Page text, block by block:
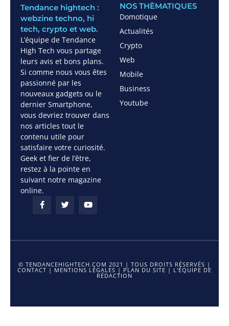
Tendance hightech :
webzine techno, hi
tech, crypto et web.
L’équipe de Tendance
High Tech vous partage
leurs avis et bons plans.
Si comme nous vous êtes
passionné par les
nouveaux gadgets ou le
dernier Smartphone,
vous devriez trouver dans
nos articles tout le
contenu utile pour
satisfaire votre curiosité.
Geek et fier de l’être,
restez à la pointe en
suivant notre magazine
online.
NOS THÈMATIQUES
Domotique
Actualités
Crypto
Web
Mobile
Business
Youtube
© TENDANCEHIGHTECH.COM 2021 | TOUS DROITS RÉSERVÉS |
CONTACT | MENTIONS LÉGALES | PLAN DU SITE | L'ÉQUIPE DE
RÉDACTION